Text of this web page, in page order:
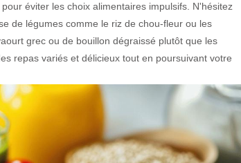
éviter les choix alimentaires impulsifs. N'hésitez
de légumes comme le riz de chou-fleur ou les
grec ou de bouillon dégraissé plutôt que les
repas variés et délicieux tout en poursuivant votre